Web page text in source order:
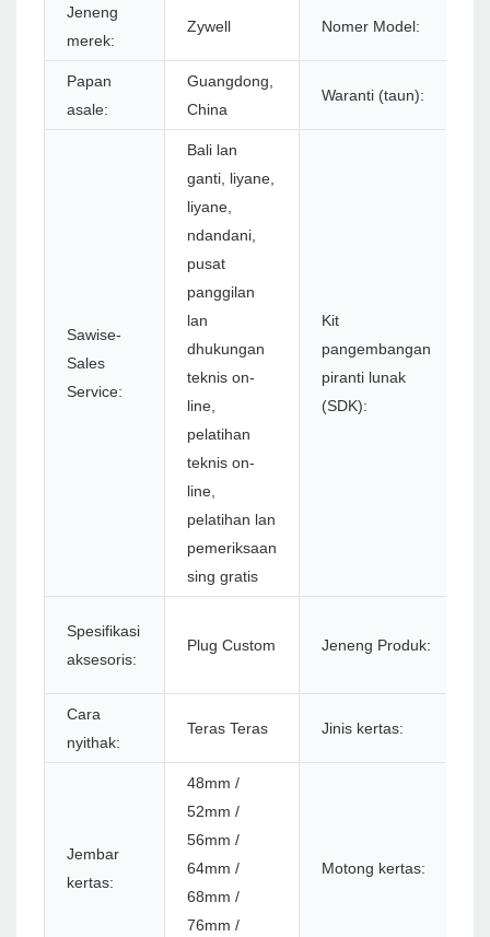
Jeneng
merek:
Zywell Nomer Model:
Papan
asale:
Guangdong,
China
Waranti (taun):
Sawise-
Sales
Service:
Bali lan
ganti, liyane,
liyane,
ndandani,
pusat
panggilan
lan
dhukungan
teknis on-
line,
pelatihan
teknis on-
line,
pelatihan lan
pemeriksaan
sing gratis
Kit
pangembangan
piranti lunak
(SDK):
Spesifikasi
aksesoris:
Plug Custom Jeneng Produk:
Cara
nyithak:
Teras Teras Jinis kertas:
Jembar
kertas:
48mm /
52mm /
56mm /
64mm /
68mm /
76mm /
Motong kertas: